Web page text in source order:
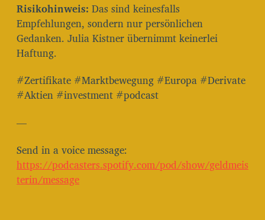
Risikohinweis: Das sind keinesfalls
Empfehlungen, sondern nur persönlichen
Gedanken. Julia Kistner übernimmt keinerlei
Haftung.
#Zertifikate #Marktbewegung #Europa #Derivate
#Aktien #investment #podcast
—
Send in a voice message:
https://podcasters.spotify.com/pod/show/geldmeis
terin/message